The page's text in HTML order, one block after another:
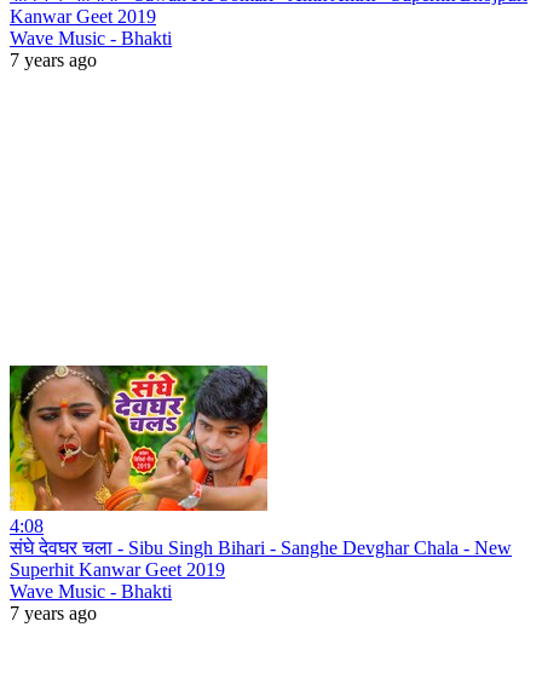
Kanwar Geet 2019
Wave Music - Bhakti
7 years ago
4:08
संघे देवघर चला - Sibu Singh Bihari - Sanghe Devghar Chala - New
Superhit Kanwar Geet 2019
Wave Music - Bhakti
7 years ago